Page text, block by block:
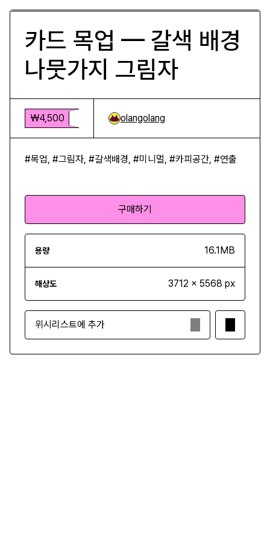
카드 목업 — 갈색 배경
나뭇가지 그림자
₩4,500 olangolang
#목업, #그림자, #갈색배경, #미니멀, #카피공간, #연출
구매하기
용량 16.1MB
해상도 3712 x 5568 px
위시리스트에 추가